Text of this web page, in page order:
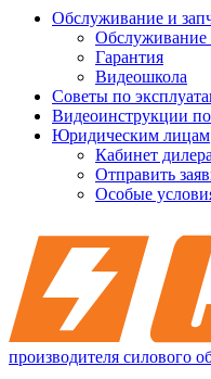
Обслуживание и
Обслуживание
Гарантия
Видеошкола
Советы по
Видеоинструкции
Юридическим лицам
Кабинет дилера
Отправить
Особые
производителя силового